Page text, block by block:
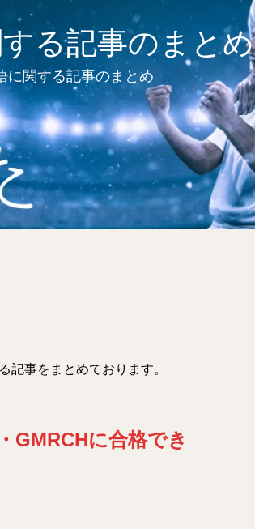
る記事のまとめ
に関する記事のまとめ
記事をまとめております。
GMRCHに合格でき